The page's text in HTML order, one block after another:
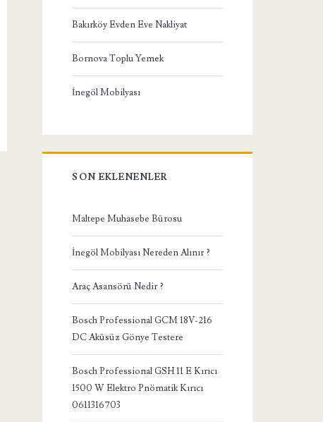
Bakırköy Evden Eve Nakliyat
Bornova Toplu Yemek
İnegöl Mobilyası
SON EKLENENLER
Maltepe Muhasebe Bürosu
İnegöl Mobilyası Nereden Alınır ?
Araç Asansörü Nedir ?
Bosch Professional GCM 18V-216
DC Aküsüz Gönye Testere
Bosch Professional GSH 11 E Kırıcı
1500 W Elektro Pnömatik Kırıcı
0611316703